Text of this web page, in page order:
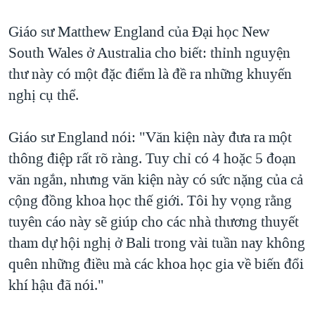
Giáo sư Matthew England của Đại học New
South Wales ở Australia cho biết: thỉnh nguyện
thư này có một đặc điểm là đề ra những khuyến
nghị cụ thể.
Giáo sư England nói: "Văn kiện này đưa ra một
thông điệp rất rõ ràng. Tuy chỉ có 4 hoặc 5 đoạn
văn ngắn, nhưng văn kiện này có sức nặng của cả
cộng đồng khoa học thế giới. Tôi hy vọng rằng
tuyên cáo này sẽ giúp cho các nhà thương thuyết
tham dự hội nghị ở Bali trong vài tuần nay không
quên những điều mà các khoa học gia về biến đổi
khí hậu đã nói."